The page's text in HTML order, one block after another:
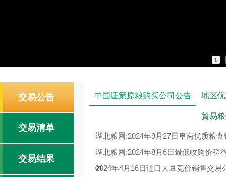
1
交易公告
交易清单
交易结果
中国证策原粮购买公司公告 地区
貿易
湖北粮网:2024年9月27日阜南优质粮
湖北粮网:2024年8月6日最低收购价稻
01
2024年4月16日进口大豆竞价销售交易